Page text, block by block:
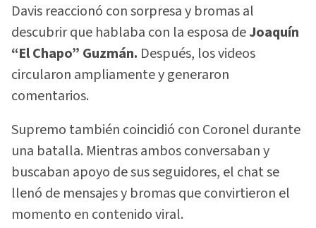
Davis reaccionó con sorpresa y bromas al
descubrir que hablaba con la esposa deJoaquín
“El Chapo” Guzmán. Después, los videos
circularon ampliamente y generaron
comentarios.
Supremo también coincidió con Coronel durante
una batalla. Mientras ambos conversaban y
buscaban apoyo de sus seguidores, el chat se
llenó de mensajes y bromas que convirtieron el
momento en contenido viral.